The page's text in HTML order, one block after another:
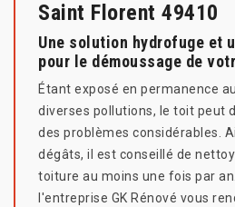
Saint Florent 49410
Une solution hydrofuge et
pour le démoussage de
Étant exposé en permanence
diverses pollutions, le toit peut
des problèmes considérables.
dégâts, il est conseillé de
toiture au moins une fois par
l'entreprise GK Rénové vous